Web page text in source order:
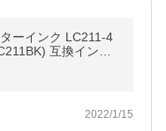
ーインク LC211-4
互換インク
MFC-J737DN MFC
J907DN
2022/1/15